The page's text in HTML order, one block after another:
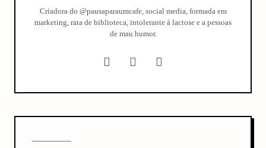
Criadora do @pausaparaumcafe, social media, formada em
marketing, rata de biblioteca, intolerante à lactose e a pessoas
de mau humor.
P